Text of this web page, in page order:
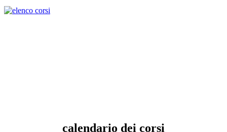
calendario dei corsi